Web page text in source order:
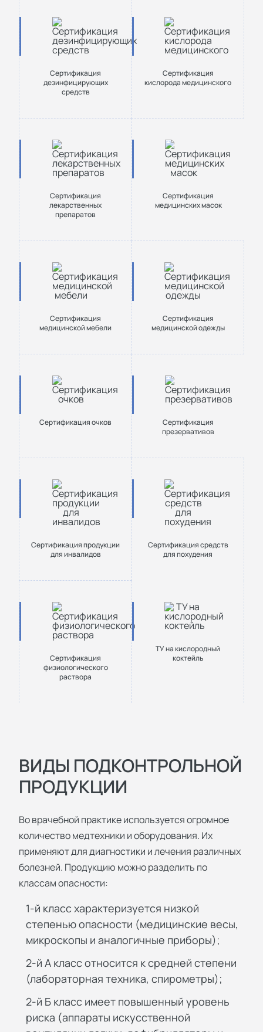
Сертификация
дезинфицирующих
средств
Сертификация
кислорода медицинского
Сертификация
лекарственных
препаратов
Сертификация
медицинских масок
Сертификация
медицинской мебели
Сертификация
медицинской одежды
Сертификация очков
Сертификация
презервативов
Сертификация продукции
для инвалидов
Сертификация средств
для похудения
Сертификация
физиологического
раствора
ТУ на кислородный
коктейль
ВИДЫ ПОДКОНТРОЛЬНОЙ
ПРОДУКЦИИ
Во врачебной практике используется огромное
количество медтехники и оборудования. Их
применяют для диагностики и лечения различных
болезней. Продукцию можно разделить по
классам опасности:
1-й класс характеризуется низкой
степенью опасности (медицинские весы,
микроскопы и аналогичные приборы);
2-й А класс относится к средней степени
(лабораторная техника, спирометры);
2-й Б класс имеет повышенный уровень
риска (аппараты искусственной